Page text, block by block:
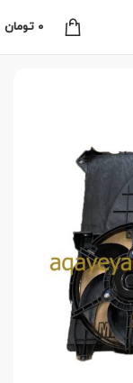
0 تومان